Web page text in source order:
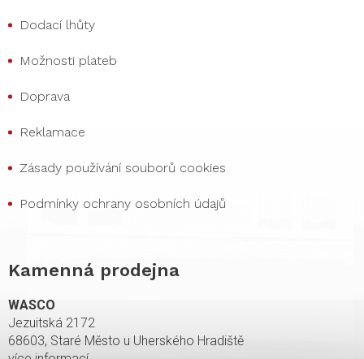
Dodací lhůty
Možnosti plateb
Doprava
Reklamace
Zásady používání souborů cookies
Podmínky ochrany osobních údajů
Kamenná prodejna
WASCO
Jezuitská 2172
68603, Staré Město u Uherského Hradiště